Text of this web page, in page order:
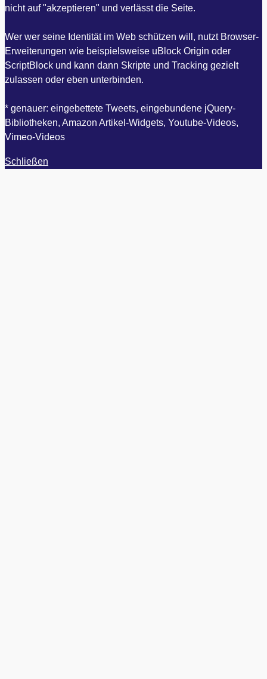
nicht auf "akzeptieren" und verlässt die Seite.
Wer wer seine Identität im Web schützen will, nutzt Browser-
Erweiterungen wie beispielsweise uBlock Origin oder
ScriptBlock und kann dann Skripte und Tracking gezielt
zulassen oder eben unterbinden.
* genauer: eingebettete Tweets, eingebundene jQuery-
Bibliotheken, Amazon Artikel-Widgets, Youtube-Videos,
Vimeo-Videos
Schließen